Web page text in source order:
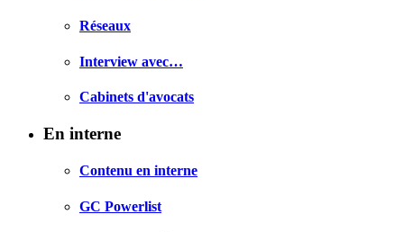
Réseaux
Interview avec…
Cabinets d'avocats
En interne
Contenu en interne
GC Powerlist